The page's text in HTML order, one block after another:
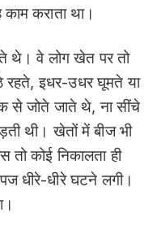
कराता था।
थे। वे लोग खेत पर तो
रहते, इधर-उधर घूमते या
से जोते जाते थे, ना सींचे
थी। खेतों में बीज भी
कोई निकालता ही
धीरे-धीरे घटने लगी।